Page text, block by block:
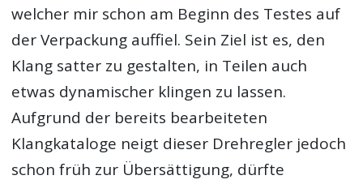
welcher mir schon am Beginn des Testes auf
der Verpackung auffiel. Sein Ziel ist es, den
Klang satter zu gestalten, in Teilen auch
etwas dynamischer klingen zu lassen.
Aufgrund der bereits bearbeiteten
Klangkataloge neigt dieser Drehregler jedoch
schon früh zur Übersättigung, dürfte